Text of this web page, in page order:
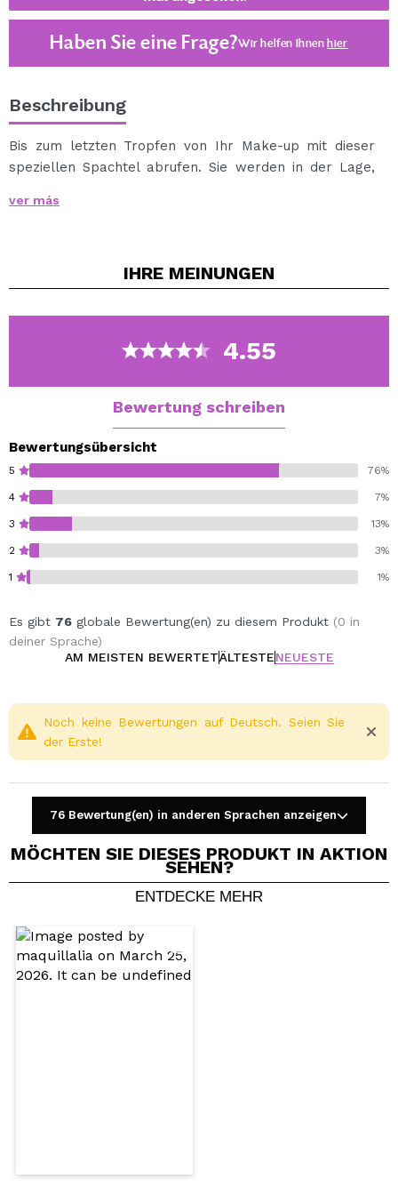
Haben Sie eine Frage?Wir helfen Ihnenhier
Beschreibung
Bis zum letzten Tropfen von Ihr Make-up mit dieser
speziellen Spachtel abrufen. Sie werden in der Lage,
quetschen. Nur schieben Sie den Löffel in der Flasche
ver más
IHRE MEINUNGEN
4.55
Bewertung schreiben
Bewertungsübersicht
5 76%
4 7%
3 13%
2 3%
1 1%
Es gibt 76 globale Bewertung(en) zu diesem Produkt (0 in
deiner Sprache)
AM MEISTEN BEWERTETÄLTESTENEUESTE
Ein Video oder Foto teilen
Würden Sie diesen Kauf empfehlen?
Noch keine Bewertungen auf Deutsch. Seien Sie
der Erste!
76 Bewertung(en) in anderen Sprachen anzeigen
MÖCHTEN SIE DIESES PRODUKT IN AKTION
SEHEN?
ENTDECKE MEHR